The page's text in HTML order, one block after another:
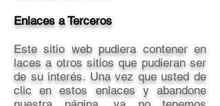
Enlaces a Terceros
Este sitio web pudiera contener en
laces a otros sitios que pudieran ser
de su interés. Una vez que usted de
clic en estos enlaces y abandone